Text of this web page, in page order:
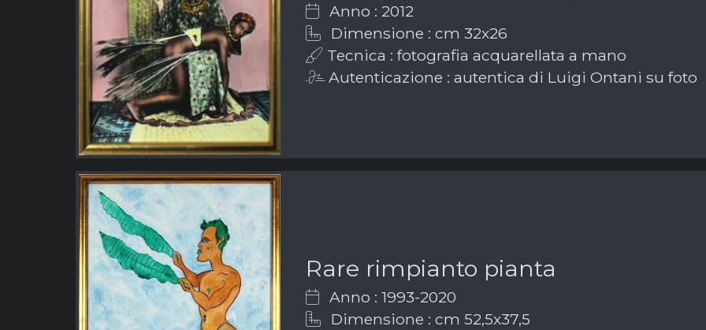
Anno : 2012
Dimensione : cm 32x26
Tecnica : fotografia acquarellata a mano
Autenticazione : autentica di Luigi Ontani su foto
Rare rimpianto pianta
Anno : 1993-2020
Dimensione : cm 52,5x37,5